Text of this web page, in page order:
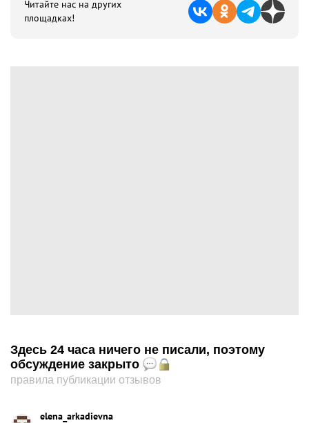
Читайте нас на других
площадках!
Здесь 24 часа ничего не писали, поэтому
обсуждение закрыто
правила публикации отзывов
elena_arkadievna